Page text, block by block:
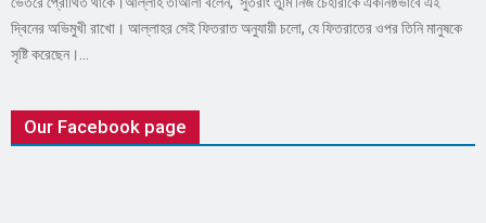
দ্বিনের অভিমুখী রাখো। আল্লাহর সেই ফিতরাত অনুযায়ী চলো, যে ফিতরাতের ওপর তিনি মানুষকে
সৃষ্টি করেছেন।...
Our Facebook page